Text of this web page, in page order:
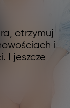
otrzymuj
i
I jeszcze